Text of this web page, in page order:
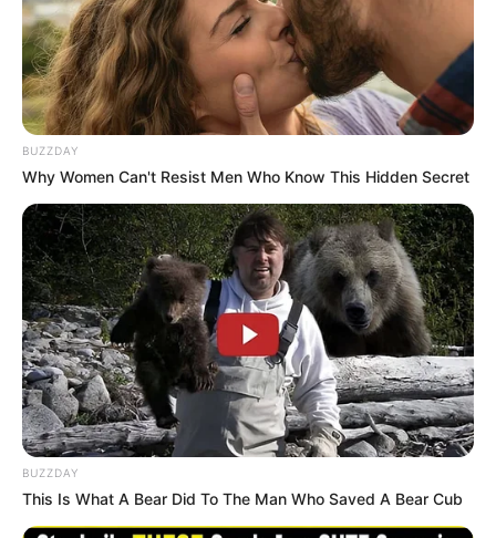
BUZZDAY
Why Women Can't Resist Men Who Know This Hidden Secret
BUZZDAY
This Is What A Bear Did To The Man Who Saved A Bear Cub